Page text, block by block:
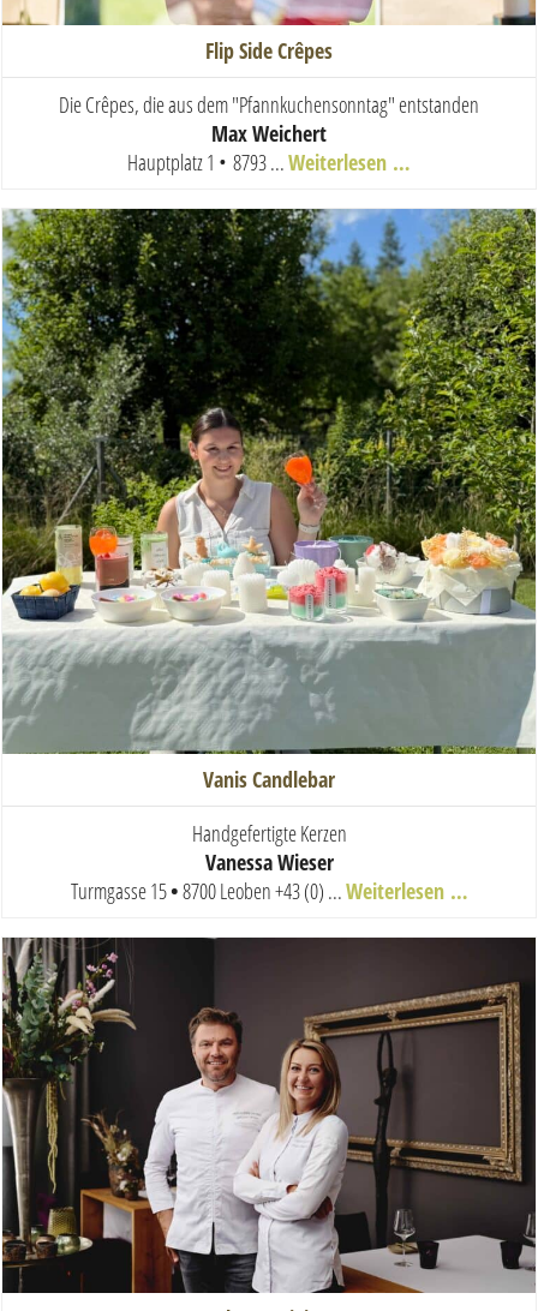
Flip Side Crêpes
Die Crêpes, die aus dem "Pfannkuchensonntag" entstanden
Max Weichert
Hauptplatz 1 • 8793 ...Weiterlesen …
Vanis Candlebar
Handgefertigte Kerzen
Vanessa Wieser
Turmgasse 15•8700 Leoben+43 (0) ...Weiterlesen …